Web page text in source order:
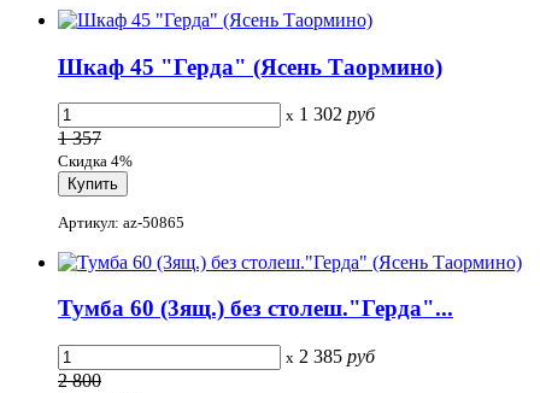
Шкаф 45 "Герда" (Ясень Таормино)
x 1 302 руб
1 357
Скидка 4%
Артикул: az-50865
Тумба 60 (3ящ.) без столеш."Герда"...
x 2 385 руб
2 800